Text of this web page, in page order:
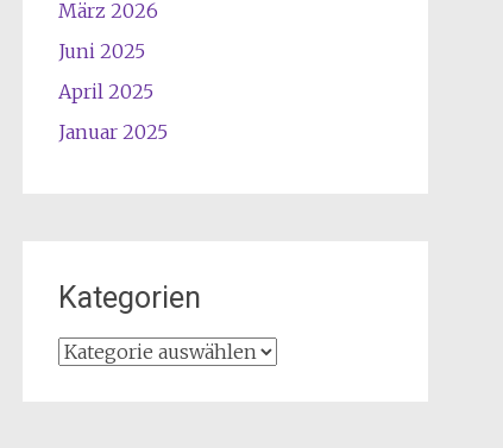
März 2026
Juni 2025
April 2025
Januar 2025
Kategorien
Kategorien